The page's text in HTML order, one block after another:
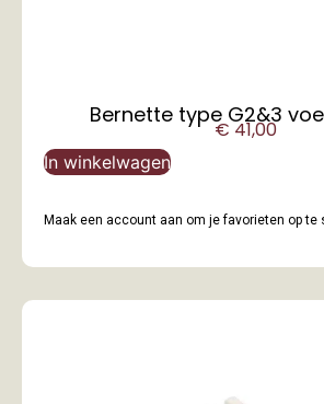
Bernette type G2&3
€41,00
In winkelwagen
Maak een account aan om je favorieten op te